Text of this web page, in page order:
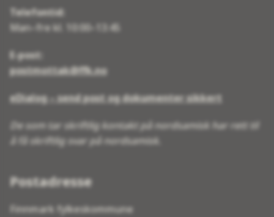
Telefontid:
Man–fre kl. 10:00–13:45
E-post:
postmottak@ffk.no
eDialog – send post og dokumenter sikkert
De som tar skriftlig kontakt på nordsamisk har rett til
å få skriftlig svar på nordsamisk.
Postadresse
Finnmark fylkeskommune